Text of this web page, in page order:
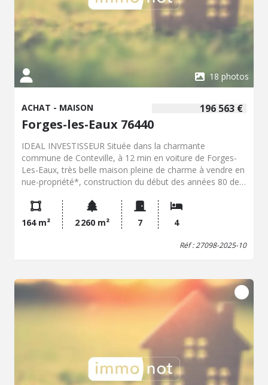
18 photos
196 563 €
ACHAT - MAISON
Forges-les-Eaux 76440
IDEAL INVESTISSEUR Située dans la charmante
commune de Conteville, à 12 min en voiture de Forges-
Les-Eaux, très belle maison pleine de charme à vendre en
nue-propriété*, construction du début des années 80 de
entrée principale sur un séjour/salle à manger de 60m²
environ, avec poêle à bois, une cuisine, un cellier avec
trappe d'accès sur une pièce, une buanderie, un jardin
d'hiver en accès sur l'extérieur, un bureau, un WC. A
Chauffage électrique et bois. Beau jardin clos avec double
garage, grenier au-dessus et bûcher. *La vente en nue-
propriété est une vente d'une partie de la propriété d'un
bien, permettant au propriétaire de garder l'usage du bien
jusqu'à son décès (usufruit). L'acquéreur deviendra
pleinement propriétaire au décès des vendeurs. Cette
réserve d'usufruit justifie la minoration du prix de vente.
164 m² 2 260 m² 7 4
Réf : 27098-2025-10